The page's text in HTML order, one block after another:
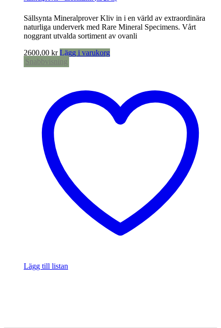
Sällsynta Mineralprover Kliv in i en värld av extraordinära
naturliga underverk med Rare Mineral Specimens. Vårt
noggrant utvalda sortiment av ovanli
2600,00 kr Lägg i varukorg
Snabbvisning
Lägg till listan